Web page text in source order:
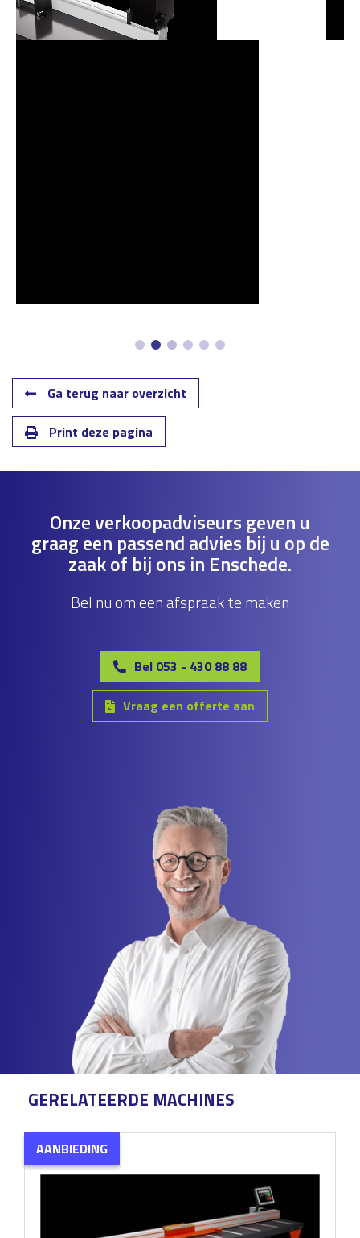
Ga terug naar overzicht
Print deze pagina
Onze verkoopadviseurs geven u
graag een passend advies bij u op de
zaak of bij ons in Enschede.
Bel nu om een afspraak te maken
Bel 053 - 430 88 88
Vraag een offerte aan
GERELATEERDE MACHINES
AANBIEDING